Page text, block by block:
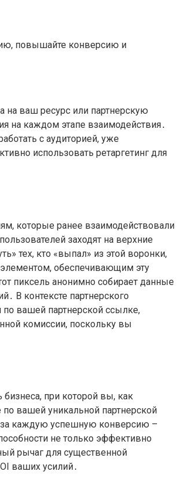
повышайте конверсию и
на ваш ресурс или партнерскую
на каждом этапе взаимодействия․
с аудиторией, уже
использовать ретаргетинг для
которые ранее взаимодействовали
заходят на верхние
тех, кто «выпал» из этой воронки,
обеспечивающим эту
пиксель анонимно собирает данные
В контексте партнерского
по вашей партнерской ссылке,
комиссии, поскольку вы
при которой вы, как
вашей уникальной партнерской
за каждую успешную конверсию –
не только эффективно
рычаг для существенной
ваших усилий․